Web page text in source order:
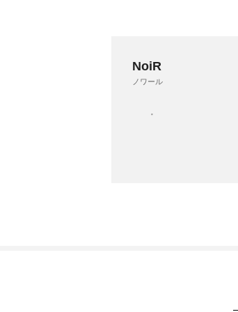
NoiR
ノワール